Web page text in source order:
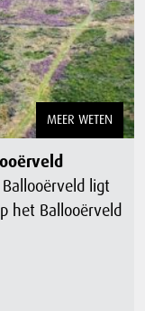
MEER WETEN
ligt
het Ballooërveld